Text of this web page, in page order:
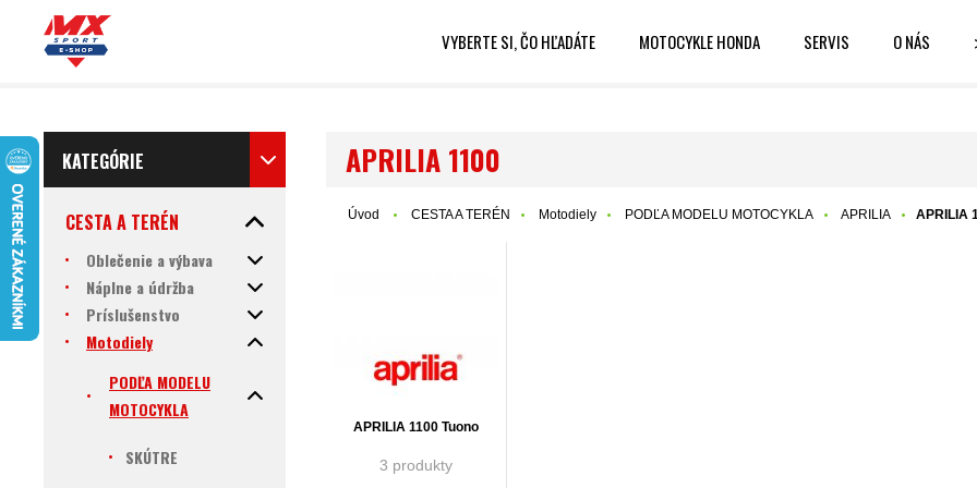
VYBERTE SI, ČO HĽADÁTE MOTOCYKLE HONDA SERVIS O NÁS
KATEGÓRIE
CESTA A TERÉN
Oblečenie a výbava
Náplne a údržba
Príslušenstvo
Motodiely
PODĽA MODELU
MOTOCYKLA
SKÚTRE
APRILIA 1100
Úvod CESTA A TERÉN Motodiely PODĽA MODELU MOTOCYKLA APRILIA APRILIA
APRILIA 1100 Tuono
3 produkty